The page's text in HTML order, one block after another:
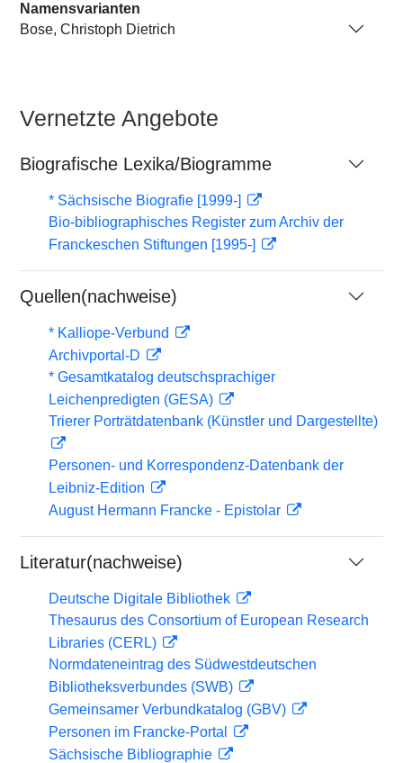
Namensvarianten
Bose, Christoph Dietrich
Vernetzte Angebote
Biografische Lexika/Biogramme
* Sächsische Biografie [1999-]
Bio-bibliographisches Register zum Archiv der
Franckeschen Stiftungen [1995-]
Quellen(nachweise)
* Kalliope-Verbund
Archivportal-D
* Gesamtkatalog deutschsprachiger
Leichenpredigten (GESA)
Trierer Porträtdatenbank (Künstler und Dargestellte)
Personen- und Korrespondenz-Datenbank der
Leibniz-Edition
August Hermann Francke - Epistolar
Literatur(nachweise)
Deutsche Digitale Bibliothek
Thesaurus des Consortium of European Research
Libraries (CERL)
Normdateneintrag des Südwestdeutschen
Bibliotheksverbundes (SWB)
Gemeinsamer Verbundkatalog (GBV)
Personen im Francke-Portal
Sächsische Bibliographie